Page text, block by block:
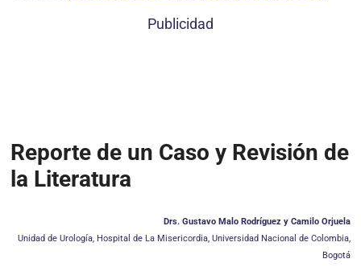
Publicidad
Reporte de un Caso y Revisión de
la Literatura
Drs. Gustavo Malo Rodríguez y Camilo Orjuela
Unidad de Urología, Hospital de La Misericordia, Universidad Nacional de Colombia,
Bogotá